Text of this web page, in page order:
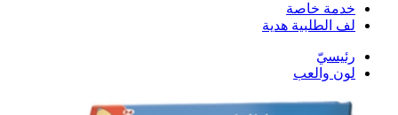
خدمة خاصة
لف الطلبية هدية
رئيسيّ
لون والعب